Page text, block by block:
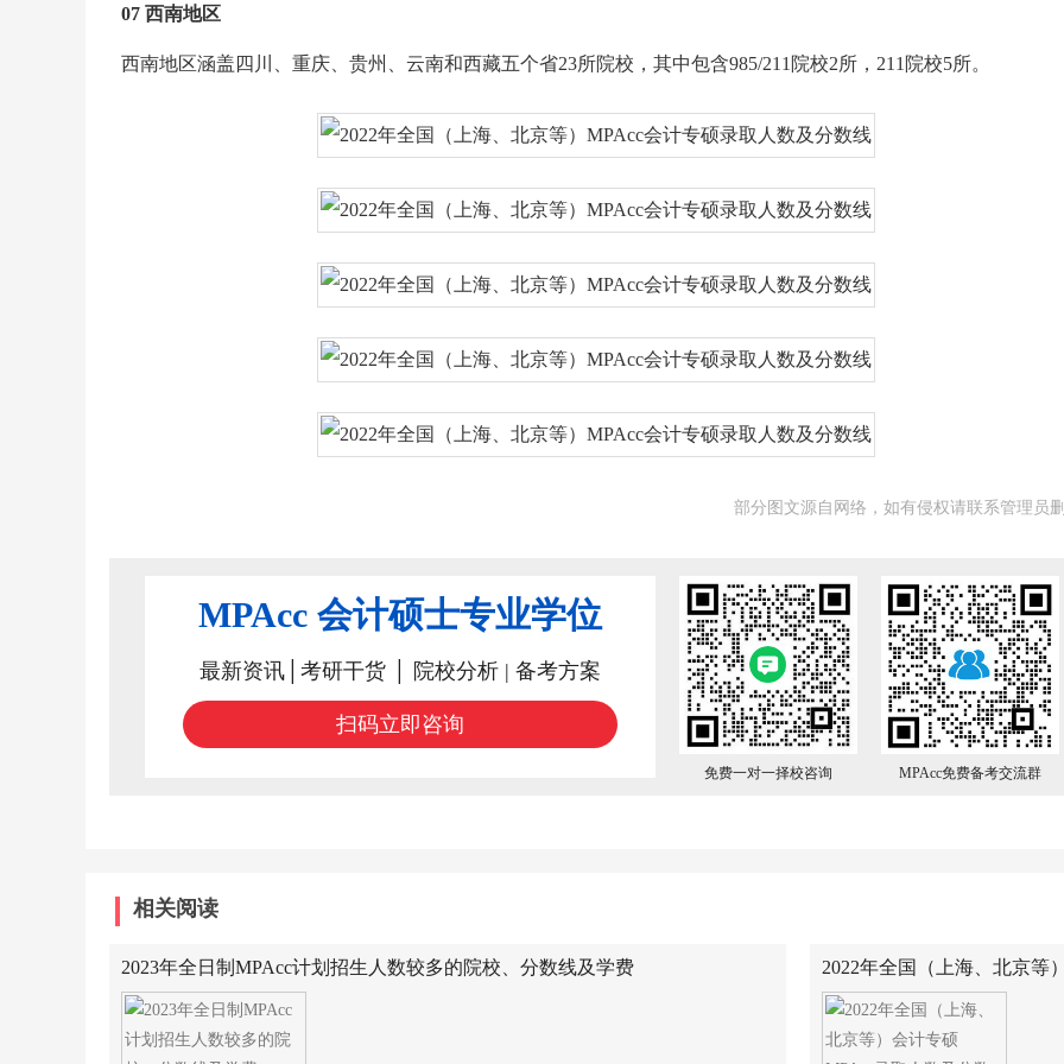
07 西南地区
西南地区涵盖四川、重庆、贵州、云南和西藏五个省23所院校，其中包含985/211院校2所，211院校5所。
部分图文源自网络，如有侵权请联系管理员
MPAcc 会计硕士专业学位
最新资讯│考研干货 │ 院校分析 | 备考方案
扫码立即咨询
免费一对一择校咨询 MPAcc免费备考交流群
相关阅读
2023年全日制MPAcc计划招生人数较多的院校、分数线及学费 2022年全国（上海、北京等